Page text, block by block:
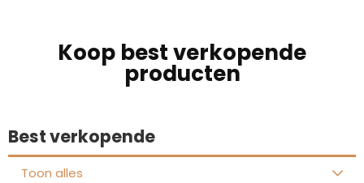
Koop best verkopende
producten
Best verkopende
Toon alles